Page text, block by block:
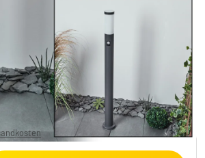
Anthrazit, 1-flammig,
UVP:CHF 64.95